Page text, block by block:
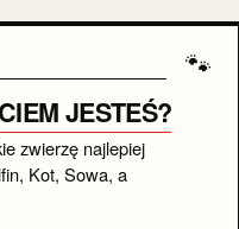
🐾
JESTEŚ?
zwierzę najlepiej
Kot, Sowa, a